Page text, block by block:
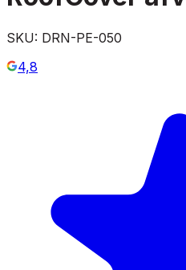
SKU: DRN-PE-050
4,8